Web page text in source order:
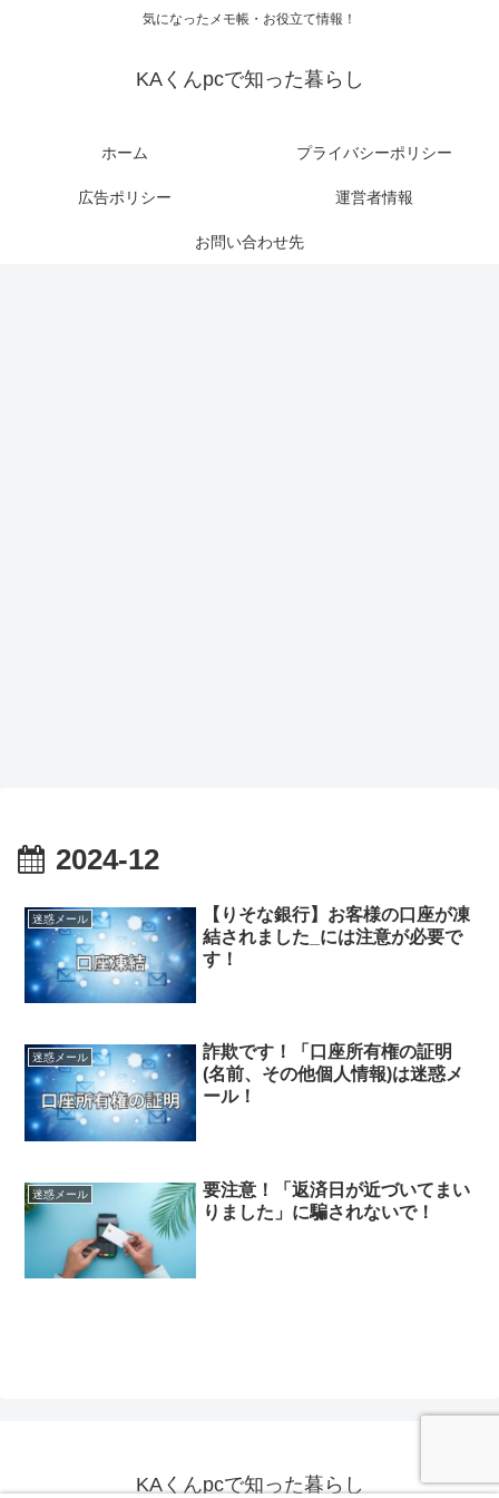
気になったメモ帳・お役立て情報！
KAくんpcで知った暮らし
ホーム プライバシーポリシー
広告ポリシー 運営者情報
お問い合わせ先
2024-12
迷惑メール
【りそな銀行】お客様の口座が凍
結されました_には注意が必要で
す！
迷惑メール
詐欺です！「口座所有権の証明
(名前、その他個人情報)は迷惑メ
ール！
迷惑メール
要注意！「返済日が近づいてまい
りました」に騙されないで！
KAくんpcで知った暮らし